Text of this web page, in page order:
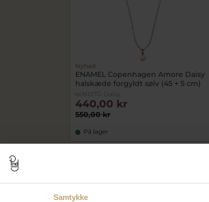
Samtykke
Nyhed
ENAMEL Copenhagen Amore Daisy
halskæde forgyldt sølv (45 + 5 cm)
ecN127G-Daisy
550,00 kr
440,00 kr
På lager